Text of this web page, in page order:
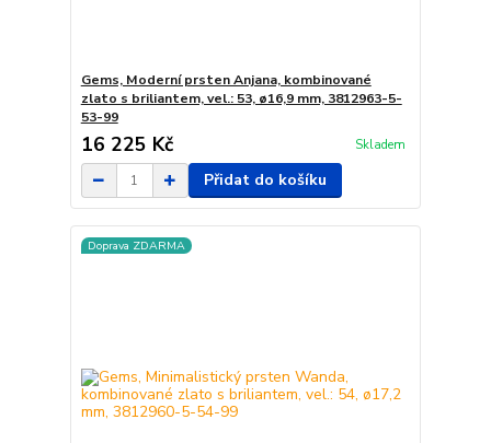
Gems, Moderní prsten Anjana, kombinované
zlato s briliantem, vel.: 53, ø16,9 mm, 3812963-5-
53-99
16 225 Kč Skladem
Přidat do košíku
Doprava ZDARMA